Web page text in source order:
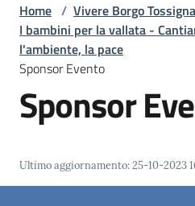
Amministrazione
Novità
Home / Vivere Borgo
I bambini per la vallata -
l'ambiente, la pace
Sponsor Evento
Sponsor
Ultimo aggiornamento:25-10-2023